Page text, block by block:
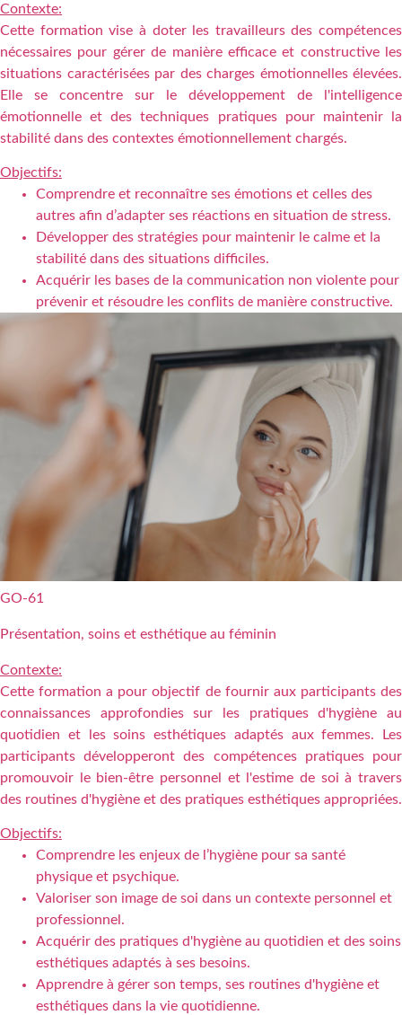
Contexte:
Cette formation vise à doter les travailleurs des compétences
nécessaires pour gérer de manière efficace et constructive les
situations caractérisées par des charges émotionnelles élevées.
Elle se concentre sur le développement de l'intelligence
émotionnelle et des techniques pratiques pour maintenir la
stabilité dans des contextes émotionnellement chargés.
Objectifs:
Comprendre et reconnaître ses émotions et celles des
autres afin d’adapter ses réactions en situation de stress.
Développer des stratégies pour maintenir le calme et la
stabilité dans des situations difficiles.
Acquérir les bases de la communication non violente pour
prévenir et résoudre les conflits de manière constructive.
GO-61
Présentation, soins et esthétique au féminin
Contexte:
Cette formation a pour objectif de fournir aux participants des
connaissances approfondies sur les pratiques d'hygiène au
quotidien et les soins esthétiques adaptés aux femmes. Les
participants développeront des compétences pratiques pour
promouvoir le bien-être personnel et l'estime de soi à travers
des routines d'hygiène et des pratiques esthétiques appropriées.
Objectifs:
Comprendre les enjeux de l’hygiène pour sa santé
physique et psychique.
Valoriser son image de soi dans un contexte personnel et
professionnel.
Acquérir des pratiques d'hygiène au quotidien et des soins
esthétiques adaptés à ses besoins.
Apprendre à gérer son temps, ses routines d'hygiène et
esthétiques dans la vie quotidienne.